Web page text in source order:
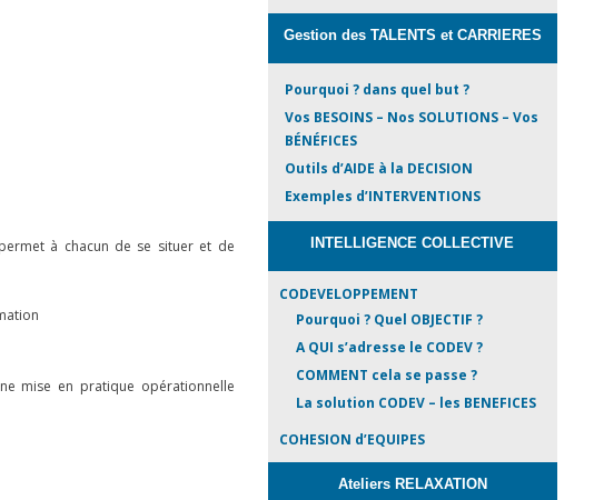
à chacun de se situer et de
mise en pratique opérationnelle
Gestion des TALENTS et CARRIERES
Pourquoi ? dans quel but ?
Vos BESOINS – Nos SOLUTIONS – Vos
BÉNÉFICES
Outils d’AIDE à la DECISION
Exemples d’INTERVENTIONS
INTELLIGENCE COLLECTIVE
CODEVELOPPEMENT
Pourquoi ? Quel OBJECTIF ?
A QUI s’adresse le CODEV ?
COMMENT cela se passe ?
La solution CODEV – les BENEFICES
COHESION d’EQUIPES
Ateliers RELAXATION